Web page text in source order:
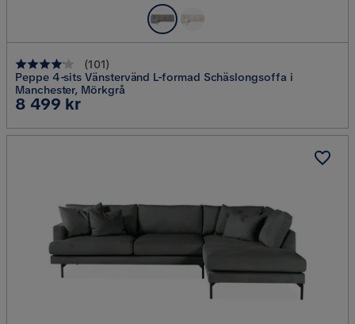
(101)
Peppe 4-sits Vänstervänd L-formad Schäslongsoffa i
Manchester, Mörkgrå
Pris
8 499 kr